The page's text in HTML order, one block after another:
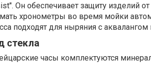
Он обеспечивает защиту изделий
хронометры во время мойки
подходят для ныряния с
стекла
часы комплектуются